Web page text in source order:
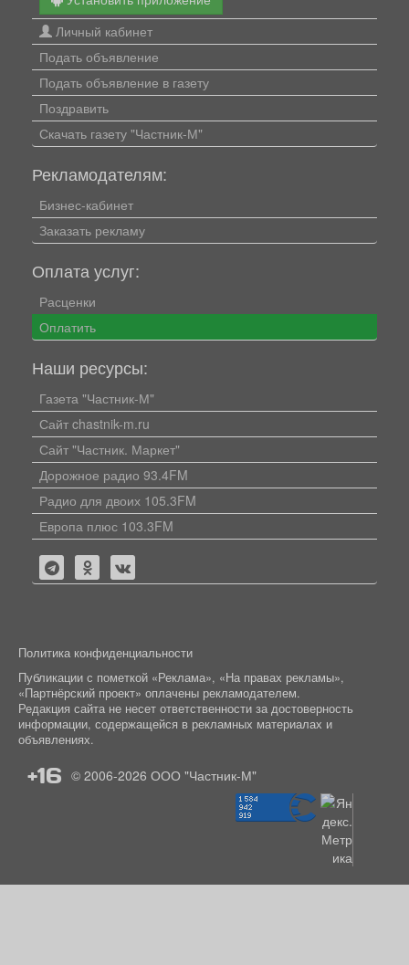
Личный кабинет
Подать объявление
Подать объявление в газету
Поздравить
Скачать газету "Частник-М"
Рекламодателям:
Бизнес-кабинет
Заказать рекламу
Оплата услуг:
Расценки
Оплатить
Наши ресурсы:
Газета "Частник-М"
Сайт chastnik-m.ru
Сайт "Частник. Маркет"
Дорожное радио 93.4FM
Радио для двоих 105.3FM
Европа плюс 103.3FM
Политика конфиденциальности
Публикации с пометкой «Реклама», «На правах рекламы»,
«Партнёрский проект» оплачены рекламодателем.
Редакция сайта не несет ответственности за достоверность
информации, содержащейся в рекламных материалах и
объявлениях.
+16 © 2006-2026 ООО "Частник-М"